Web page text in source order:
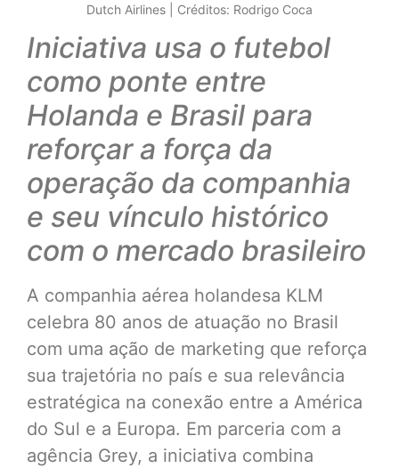
Dutch Airlines | Créditos: Rodrigo Coca
Iniciativa usa o futebol
como ponte entre
Holanda e Brasil para
reforçar a força da
operação da companhia
e seu vínculo histórico
com o mercado brasileiro
A companhia aérea holandesa KLM
celebra 80 anos de atuação no Brasil
com uma ação de marketing que reforça
sua trajetória no país e sua relevância
estratégica na conexão entre a América
do Sul e a Europa. Em parceria com a
agência Grey, a iniciativa combina